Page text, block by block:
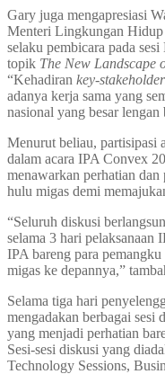
Gary juga mengapresiasi
Menteri Lingkungan Hidup
selaku pembicara pada
topik The New Landscape
“Kehadiran key-
adanya kerja sama yang
nasional yang besar lengan
Menurut beliau, partisipasi
dalam acara IPA Convex
menawarkan perhatian
hulu migas demi
“Seluruh diskusi
selama 3 hari
IPA bareng para
migas ke depannya,”
Selama tiga hari
mengadakan berbagai sesi
yang menjadi perhatian
Sesi-sesi diskusi yang
Technology Sessions,